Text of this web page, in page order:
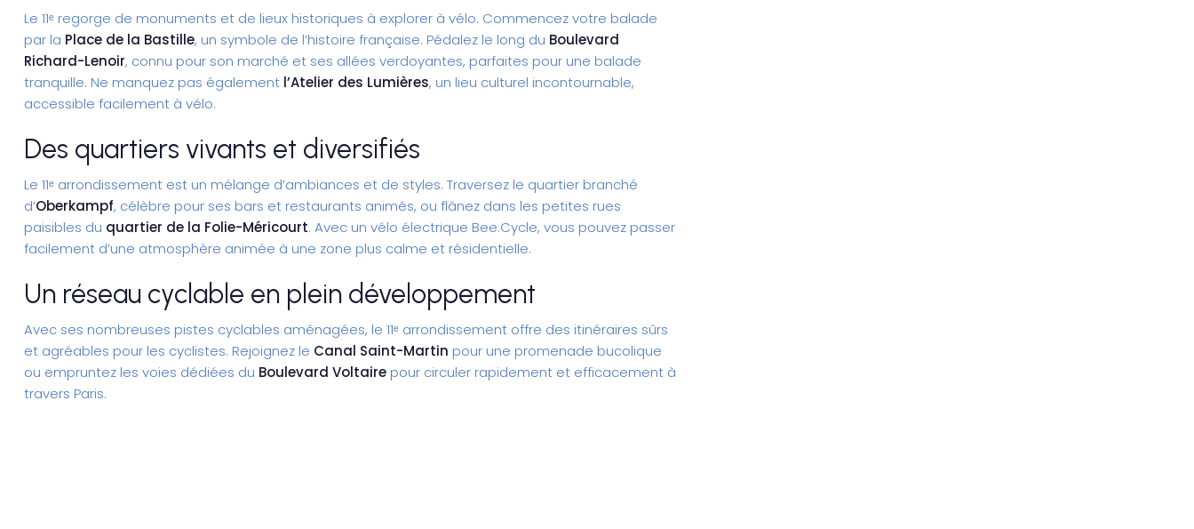
Le 11ᵉ regorge de monuments et de lieux historiques à explorer à vélo. Commencez votre balade
par la Place de la Bastille, un symbole de l’histoire française. Pédalez le long du Boulevard
Richard-Lenoir, connu pour son marché et ses allées verdoyantes, parfaites pour une balade
tranquille. Ne manquez pas également l’Atelier des Lumières, un lieu culturel incontournable,
accessible facilement à vélo.
Des quartiers vivants et diversifiés
Le 11ᵉ arrondissement est un mélange d’ambiances et de styles. Traversez le quartier branché
d’Oberkampf, célèbre pour ses bars et restaurants animés, ou flânez dans les petites rues
paisibles du quartier de la Folie-Méricourt. Avec un vélo électrique Bee.Cycle, vous pouvez passer
facilement d’une atmosphère animée à une zone plus calme et résidentielle.
Un réseau cyclable en plein développement
Avec ses nombreuses pistes cyclables aménagées, le 11ᵉ arrondissement offre des itinéraires sûrs
et agréables pour les cyclistes. Rejoignez le Canal Saint-Martin pour une promenade bucolique
ou empruntez les voies dédiées du Boulevard Voltaire pour circuler rapidement et efficacement à
travers Paris.